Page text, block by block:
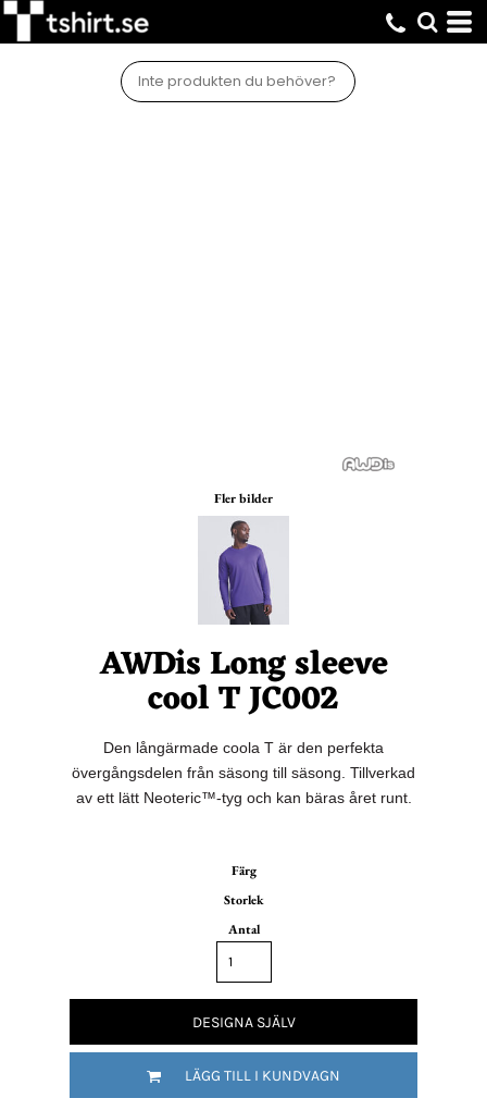
Fler bilder
AWDis Long sleeve
cool T JC002
Den långärmade coola T är den perfekta
övergångsdelen från säsong till säsong. Tillverkad
av ett lätt Neoteric™-tyg och kan bäras året runt.
Färg
Storlek
Antal
DESIGNA SJÄLV
LÄGG TILL I KUNDVAGN